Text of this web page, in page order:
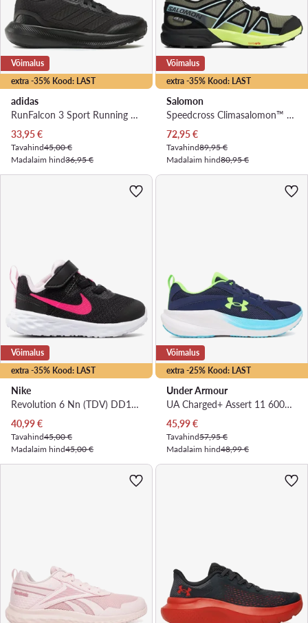
extra -35% Kood: LAST
Võimalus
adidas
RunFalcon 3 Sport Running Lace Shoes HP5842 · Jooksujalatsid
Praegune hind
33,95€
Tavahind45,00 €
Madalaim hind36,95 €
extra -35% Kood: LAST
Võimalus
Salomon
Speedcross Climasalomon™ Waterproof L47278900 · Jooksujalatsid
Praegune hind
72,95€
Tavahind89,95 €
Madalaim hind80,95 €
extra -35% Kood: LAST
Võimalus
Nike
Revolution 6 Nn (TDV) DD1094-007 · Jooksujalatsid
Praegune hind
40,99€
Tavahind45,00 €
Madalaim hind45,00 €
extra -25% Kood: LAST
Võimalus
Under Armour
UA Charged+ Assert 11 6006905 · Jooksujalatsid
Praegune hind
45,99€
Tavahind57,95 €
Madalaim hind48,99 €